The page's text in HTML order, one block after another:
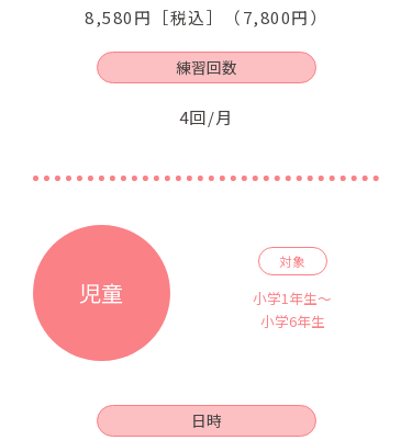
8,580円［税込］（7,800円）
練習回数
4回/月
児童
対象
小学1年生～
小学6年生
日時